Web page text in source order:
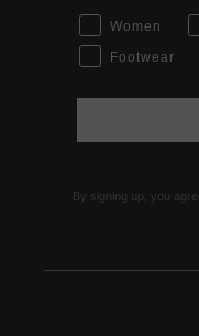
Women
Footwear
By signing up, you